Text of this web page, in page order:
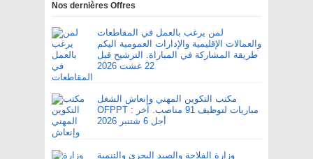
Nos dernières Offres
لمن يرغب بالعمل في المقاطعات
والعمالات الإقليمية والإدارات العمومية اليكم
طريقة المشاركة في المباراة. الترشيح قبل
22 غشت 2026
مكتب التكوين المهني وإنعاش الشغل
OFPPT : مباريات لتوظيف 91 مناصب. آخر
أجل 6 شتنبر 2026
وزارة الفلاحة والصيد البحري والتنمية